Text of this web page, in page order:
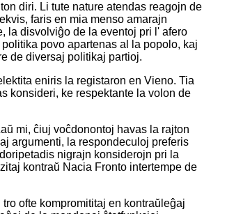
diri. Li tute nature atendas reagojn de
faris en mia menso amarajn
la disvolviĝo de la eventoj pri l' afero
povo apartenas al la popolo, kaj
de diversaj politikaj partioj.
eniris la registaron en Vieno. Tia
konsideri, ke respektante la volon de
mi, ĉiuj voĉdonontoj havas la rajton
argumenti, la respondeculoj preferis
nigrajn konsiderojn pri la
kontraŭ Nacia Fronto intertempe de
ofte kompromititaj en kontraŭleĝaj